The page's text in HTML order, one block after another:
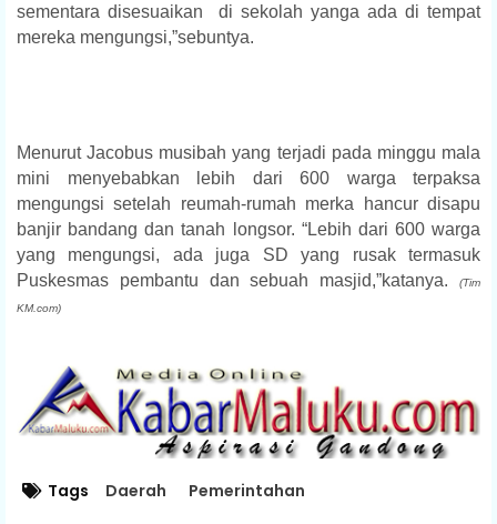
sementara disesuaikan di sekolah yanga ada di tempat
mereka mengungsi,”sebuntya.
Menurut Jacobus musibah yang terjadi pada minggu mala
mini menyebabkan lebih dari 600 warga terpaksa
mengungsi setelah reumah-rumah merka hancur disapu
banjir bandang dan tanah longsor. “Lebih dari 600 warga
yang mengungsi, ada juga SD yang rusak termasuk
Puskesmas pembantu dan sebuah masjid,”katanya.
(Tim
KM.com)
Tags Daerah Pemerintahan